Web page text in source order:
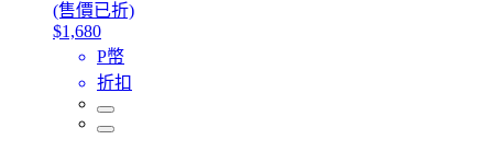
(售價已折)
$1,680
P幣
折扣